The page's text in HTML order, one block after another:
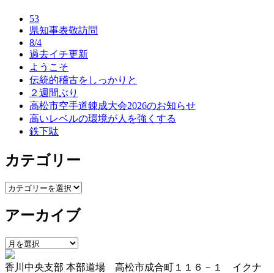
53
県知事表敬訪問
8/4
過去イチ更新
ようこそ
伝統的稽古をしっかりと
２週間ぶり
高松市空手道錬成大会2026のお知らせ
高いレベルの環境が人を強くする
鉄下駄
カテゴリー
カ
ゴ
ー
アーカイブ
ア
ー
カ
香川中央支部 本部道場 高松市成合町１１６－１ イクナ